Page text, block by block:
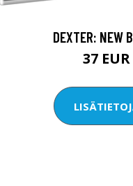
DEXTER: NEW
37 EUR